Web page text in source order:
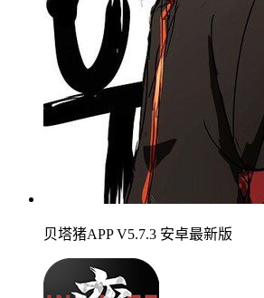
贝塔猪APP V5.7.3 安卓最新版